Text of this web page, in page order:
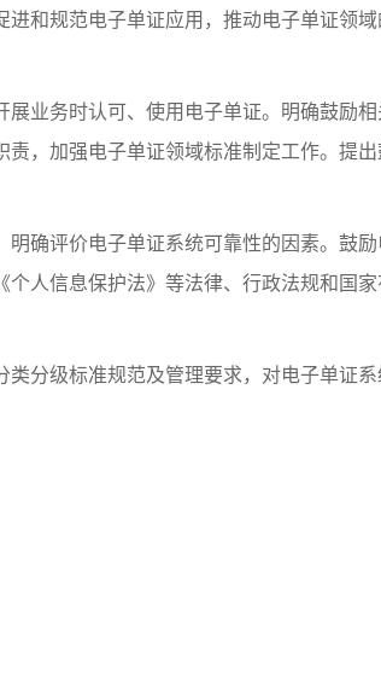
和规范电子单证应用，推动电子单证领
务时认可、使用电子单证。明确鼓励
，加强电子单证领域标准制定工作。提
评价电子单证系统可靠性的因素。鼓
人信息保护法》等法律、行政法规和国
级标准规范及管理要求，对电子单证